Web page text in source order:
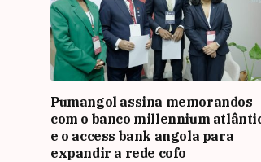
Pumangol assina memorandos
com o banco millennium
e o access bank angola para
expandir a rede cofo